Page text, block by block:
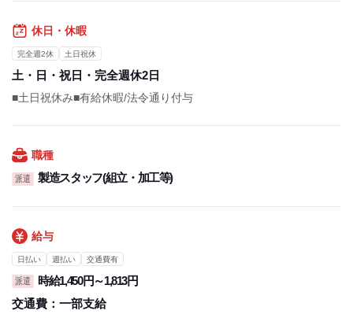
休日・休暇
完全週2休 土日祝休
土・日・祝日・完全週休2日
■土日祝休み■有給休暇/法令通り付与
職種
派遣 製造スタッフ(組立・加工等)
給与
日払い 週払い 交通費有
派遣
時給1,450円～1,813円
交通費： 一部支給